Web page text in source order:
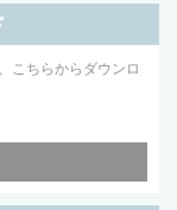
こちらからダウンロ